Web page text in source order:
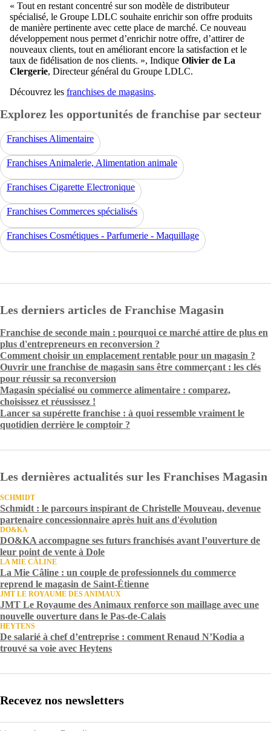
« Tout en restant concentré sur son modèle de distributeur
spécialisé, le Groupe LDLC souhaite enrichir son offre produits
de manière pertinente avec cette place de marché. Ce nouveau
développement nous permet d’enrichir notre offre, d’attirer de
nouveaux clients, tout en améliorant encore la satisfaction et le
taux de fidélisation de nos clients. », Indique Olivier de La
Clergerie, Directeur général du Groupe LDLC.
Découvrez les franchises de magasins.
Explorez les opportunités de franchise par secteur
Franchises Alimentaire
Franchises Animalerie, Alimentation animale
Franchises Cigarette Electronique
Franchises Commerces spécialisés
Franchises Cosmétiques - Parfumerie - Maquillage
Les derniers articles de Franchise Magasin
Franchise de seconde main : pourquoi ce marché attire de plus en
plus d'entrepreneurs en reconversion ?
Comment choisir un emplacement rentable pour un magasin ?
Ouvrir une franchise de magasin sans être commerçant : les clés
pour réussir sa reconversion
Magasin spécialisé ou commerce alimentaire : comparez,
choisissez et réussissez !
Lancer sa supérette franchise : à quoi ressemble vraiment le
quotidien derrière le comptoir ?
Les dernières actualités sur les Franchises Magasin
SCHMIDT
Schmidt : le parcours inspirant de Christelle Mouveau, devenue
partenaire concessionnaire après huit ans d'évolution
DO&KA
DO&KA accompagne ses futurs franchisés avant l’ouverture de
leur point de vente à Dole
LA MIE CÂLINE
La Mie Câline : un couple de professionnels du commerce
reprend le magasin de Saint-Étienne
JMT LE ROYAUME DES ANIMAUX
JMT Le Royaume des Animaux renforce son maillage avec une
nouvelle ouverture dans le Pas-de-Calais
HEYTENS
De salarié à chef d’entreprise : comment Renaud N’Kodia a
trouvé sa voie avec Heytens
Recevez nos newsletters